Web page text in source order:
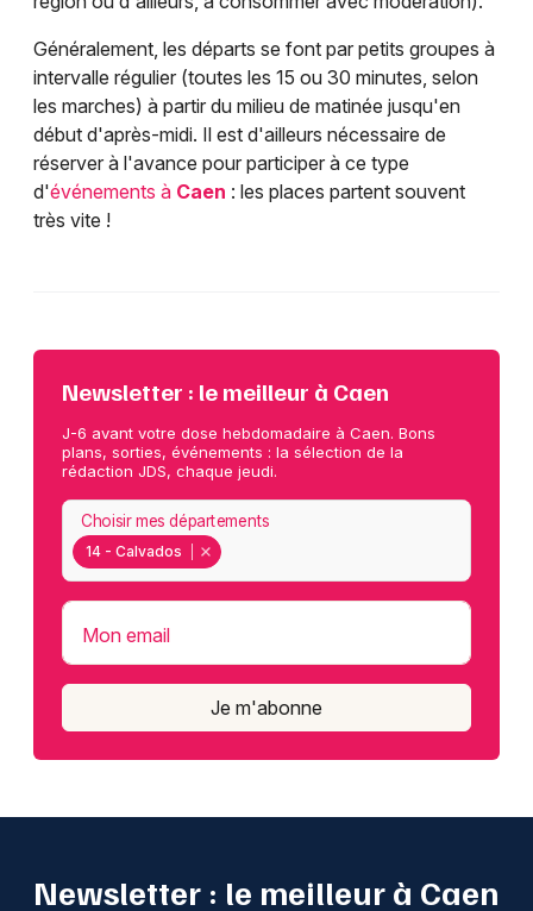
Généralement, les départs se font par petits groupes à
intervalle régulier (toutes les 15 ou 30 minutes, selon
les marches) à partir du milieu de matinée jusqu'en
début d'après-midi. Il est d'ailleurs nécessaire de
réserver à l'avance pour participer à ce type
d'événements à Caen : les places partent souvent
très vite !
Newsletter : le meilleur à Caen
J-6 avant votre dose hebdomadaire à Caen. Bons
plans, sorties, événements : la sélection de la
rédaction JDS, chaque jeudi.
14 - Calvados
Choisir mes départements
Mon email
Je m'abonne
Newsletter : le meilleur à Caen